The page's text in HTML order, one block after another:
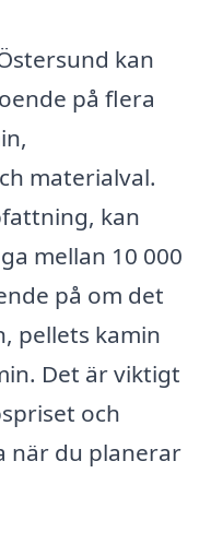
kan
på flera
materialval.
kan
mellan 10 000
på om det
pellets kamin
Det är viktigt
och
när du planerar